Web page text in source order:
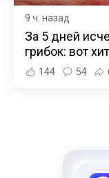
9 ч. назад
За 5 дней
грибок: вот
144 54